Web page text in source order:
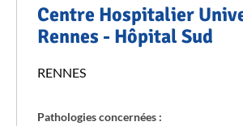
Centre Hospitalier
Rennes - Hôpital Sud
RENNES
Pathologies concernées :